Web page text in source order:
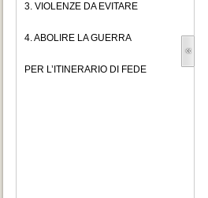
3. VIOLENZE DA EVITARE
4. ABOLIRE LA GUERRA
PER L’ITINERARIO DI FEDE